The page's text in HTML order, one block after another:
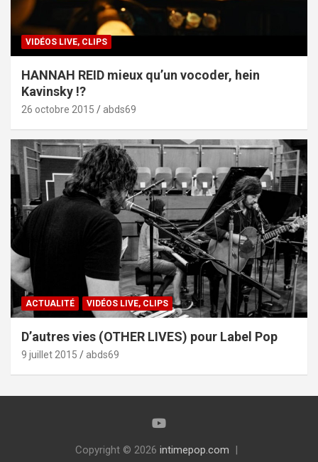
VIDÉOS LIVE, CLIPS
HANNAH REID mieux qu’un vocoder, hein
Kavinsky !?
26 octobre 2015 abds69
ACTUALITÉ VIDÉOS LIVE, CLIPS
D’autres vies (OTHER LIVES) pour Label Pop
9 juillet 2015 abds69
Copyright © 2026 intimepop.com